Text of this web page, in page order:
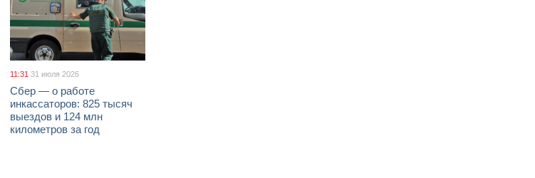
11:31 31 июля 2026
Сбер — о работе
инкассаторов: 825 тысяч
выездов и 124 млн
километров за год